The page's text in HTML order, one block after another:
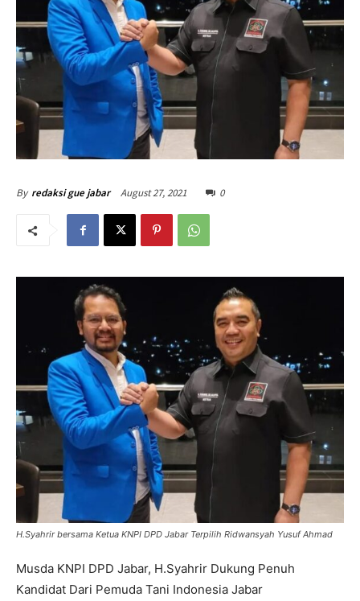
By redaksi gue jabar August 27, 2021 0
H.Syahrir bersama Ketua KNPI DPD Jabar Terpilih Ridwansyah Yusuf Ahmad
Musda KNPI DPD Jabar, H.Syahrir Dukung Penuh
Kandidat Dari Pemuda Tani Indonesia Jabar